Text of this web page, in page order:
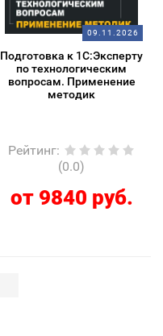
09.11.2026
Подготовка к 1С:Эксперту
по технологическим
вопросам. Применение
методик
Рейтинг:
(0.0)
от 9840 руб.